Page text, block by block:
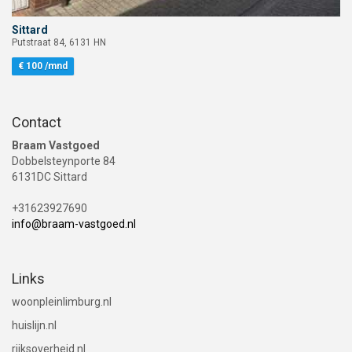
Sittard
Bekijk woning Sittard Putstraat 84
Putstraat 84, 6131 HN
€ 100 /mnd
Contact
Braam Vastgoed
Dobbelsteynporte 84
6131DC Sittard
+31623927690
info@braam-vastgoed.nl
Links
woonpleinlimburg.nl
huislijn.nl
rijksoverheid.nl